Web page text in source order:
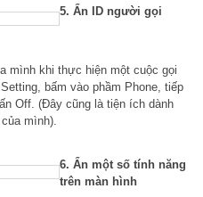
5. Ẩn ID người gọi
mình khi thực hiện một cuộc gọi
bấm vào phầm Phone, tiếp
Off. (Đây cũng là tiện ích dành
mình).
6. Ẩn một số tính năng
trên màn hình